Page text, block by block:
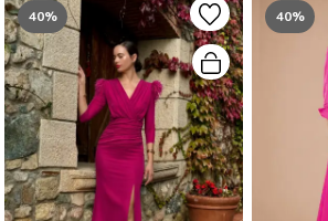
40% 40%